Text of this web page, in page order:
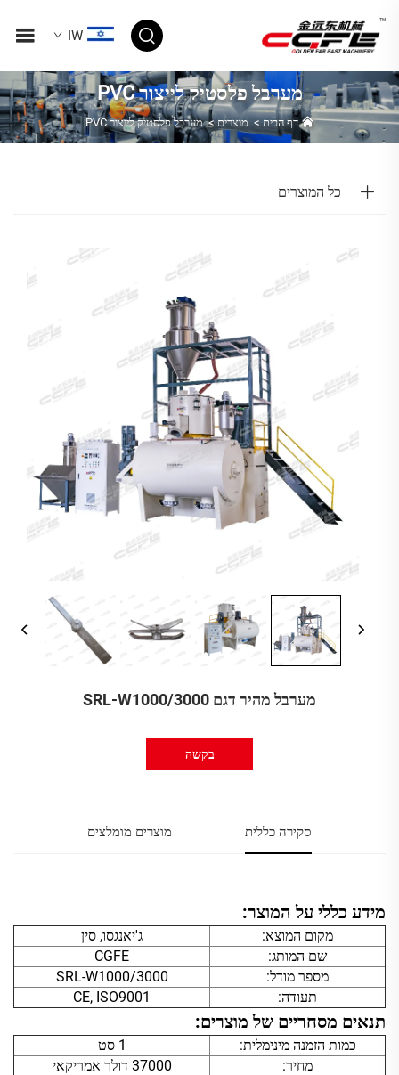
IW
מערבל פלסטיק לייצור PVC
דף הבית>מוצרים>מערבל פלסטיק לייצור PVC
כל המוצרים
מערבל מהיר דגם SRL-W1000/3000
בקשה
סקירה כללית מוצרים מומלצים
מידע כללי על המוצר:
מקום המוצא:
ג'יאנגסו, סין
שם המותג:
CGFE
מספר מודל:
SRL-W1000/3000
תעודה:
CE, ISO9001
תנאים מסחריים של מוצרים:
כמות הזמנה מינימלית:
1 סט
מחיר:
37000 דולר אמריקאי